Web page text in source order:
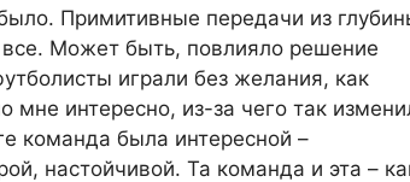
Примитивные передачи из
все. Может быть, повлияло решение
играли без желания, как
мне интересно, из-за чего так
команда была интересной –
настойчивой. Та команда и эта –